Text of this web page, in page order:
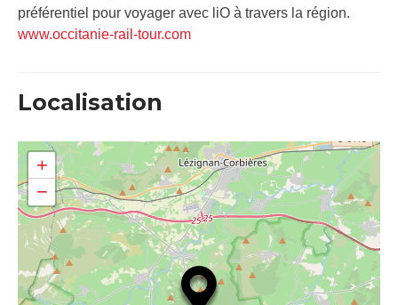
préférentiel pour voyager avec liO à travers la région.
www.occitanie-rail-tour.com
Localisation
+
−